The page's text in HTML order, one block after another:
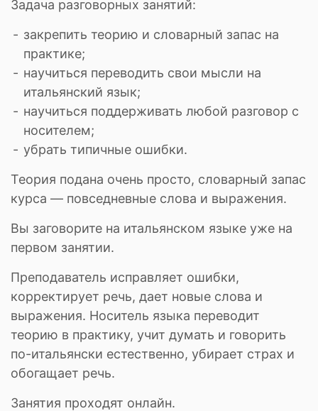
Задача разговорных занятий:
закрепить теорию и словарный запас на
практике;
научиться переводить свои мысли на
итальянский язык;
научиться поддерживать любой разговор с
носителем;
убрать типичные ошибки.
Теория подана очень просто, словарный запас
курса — повседневные слова и выражения.
Вы заговорите на итальянском языке уже на
первом занятии.
Преподаватель исправляет ошибки,
корректирует речь, дает новые слова и
выражения. Носитель языка переводит
теорию в практику, учит думать и говорить
по-итальянски естественно, убирает страх и
обогащает речь.
Занятия проходят онлайн.